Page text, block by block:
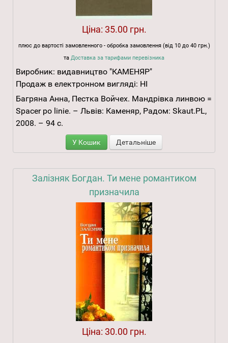
Ціна: 35.00 грн.
плюс до вартості замовленного - обробка замовлення (від 10 до 40 грн.)
та Доставка за тарифами перевізника
Виробник: видавництво "КАМЕНЯР"
Продаж в електронном вигляді: НІ
Багряна Анна, Пестка Войчех. Мандрівка линвою =
Spacer po linie. – Львів: Каменяр, Радом: Skaut.PL,
2008. – 94 с.
У Кошик Детальніше
Залізняк Богдан. Ти мене романтиком
призначила
Ціна: 30.00 грн.